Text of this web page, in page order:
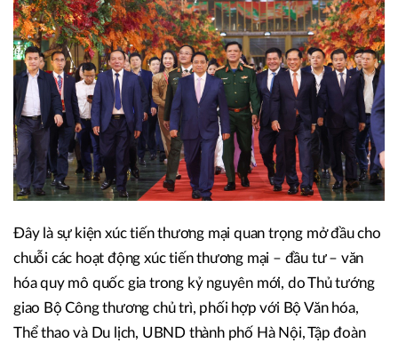
ngoài nước đã tham dự Lễ bế mạc Hội chợ Mùa Thu lần
thứ Nhất (từ ngày 25/10 đến 4/11).